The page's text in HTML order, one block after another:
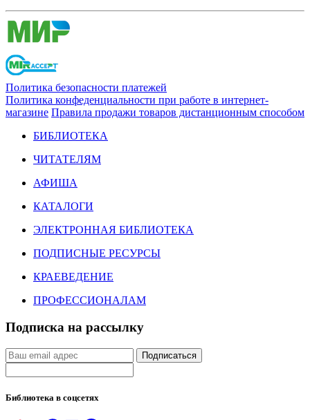
Политика безопасности платежей
Политика конфеденциальности при работе в интернет-
магазине Правила продажи товаров дистанционным способом
БИБЛИОТЕКА
ЧИТАТЕЛЯМ
АФИША
КАТАЛОГИ
ЭЛЕКТРОННАЯ БИБЛИОТЕКА
ПОДПИСНЫЕ РЕСУРСЫ
КРАЕВЕДЕНИЕ
ПРОФЕССИОНАЛАМ
Подписка на рассылку
Подписаться
Библиотека в соцсетях